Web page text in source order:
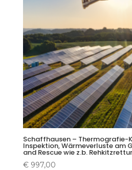
Schaffhausen – Thermografie-
Inspektion, Wärmeverluste am
and Rescue wie z.b.
€997,00